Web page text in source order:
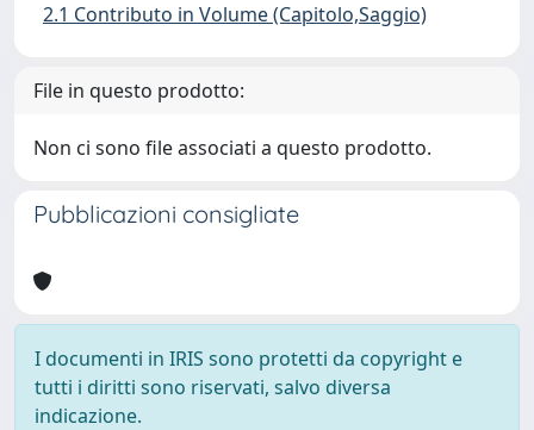
2.1 Contributo in Volume (Capitolo,Saggio)
File in questo prodotto:
Non ci sono file associati a questo prodotto.
Pubblicazioni consigliate
I documenti in IRIS sono protetti da copyright e
tutti i diritti sono riservati, salvo diversa
indicazione.